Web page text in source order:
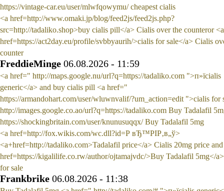
https://vintage-car.eu/user/mlwfqowymu/ cheapest cialis
<a href=http://www.omaki.jp/blog/feed2js/feed2js.php?
src=http://tadaliko.shop>buy cialis pill</a> Cialis over the counteror <a
href=https://act2day.eu/profile/svbbyaurih/>cialis for sale</a> Cialis
counter
FreddieMinge 06.08.2026 - 11:59
<a href=" http://maps.google.nu/url?q=https://tadaliko.com ">п»їcialis
generic</a> and buy cialis pill <a href="
https://armandohart.com/user/wluwnvalif/?um_action=edit ">cialis for
http://images.google.co.ao/url?q=https://tadaliko.com Buy Tadalafil
https://shockingbritain.com/user/knunusuqqx/ Buy Tadalafil 5mg
<a href=http://fox.wikis.com/wc.dll?id=Р вЂ™РІР‚в„ў>
<a+href=http://tadaliko.com>Tadalafil price</a> Cialis 20mg price
href=https://kigalilife.co.rw/author/ojtamajvdc/>Buy Tadalafil 5mg</
for sale
Frankbrike 06.08.2026 - 11:38